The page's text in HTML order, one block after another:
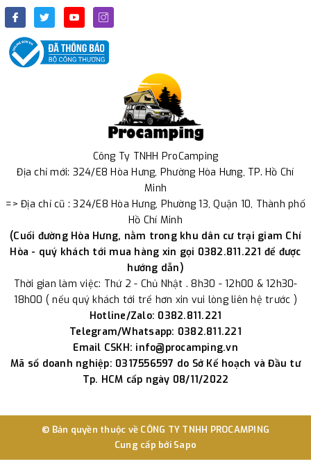
Công Ty TNHH ProCamping
Địa chỉ mới: 324/E8 Hòa Hưng, Phường Hòa Hưng, TP. Hồ Chí
Minh
=> Địa chỉ cũ : 324/E8 Hòa Hưng, Phường 13, Quận 10, Thành phố
Hồ Chí Minh
(Cuối đường Hòa Hưng, nằm trong khu dân cư trại giam Chí
Hòa - quý khách tới mua hàng xin gọi 0382.811.221 để được
hướng dẫn)
Thời gian làm việc: Thứ 2 - Chủ Nhật . 8h30 - 12h00 & 12h30-
18h00 ( nếu quý khách tới trể hơn xin vui lòng liên hệ trước )
Hotline/Zalo: 0382.811.221
Telegram/Whatsapp: 0382.811.221
Email CSKH: info@procamping.vn
Mã số doanh nghiệp: 0317556597 do Sở Kế hoạch và Đầu tư
Tp. HCM cấp ngày 08/11/2022
© Bản quyền thuộc về CÔNG TY TNHH PROCAMPING
Cung cấp bởi Sapo